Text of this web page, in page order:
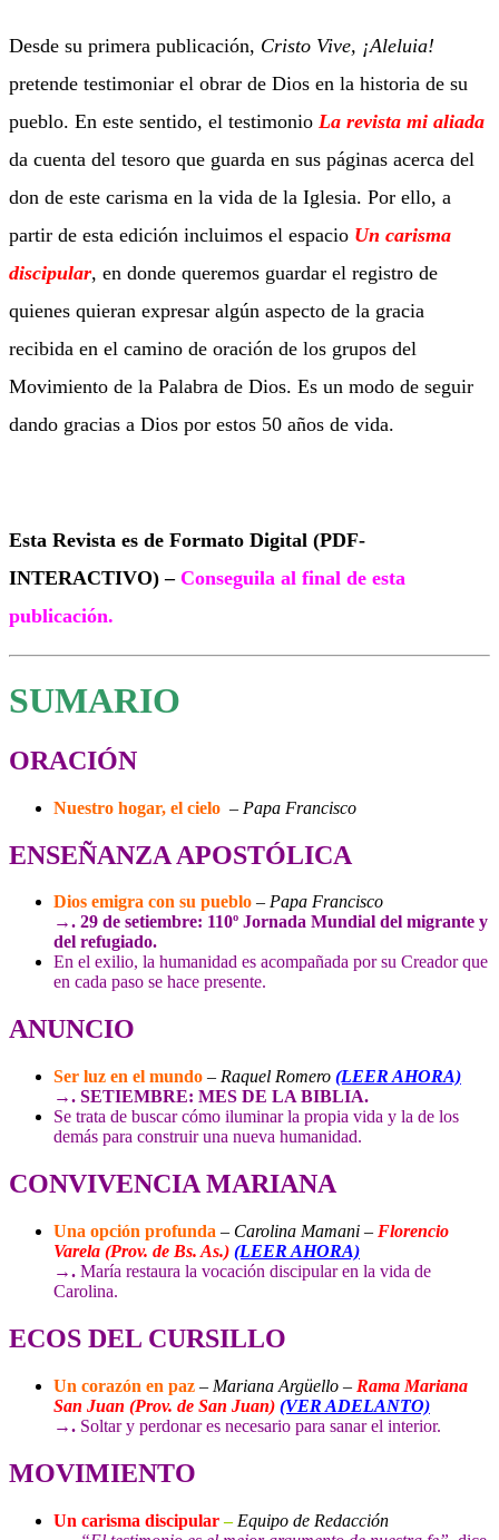
Desde su primera publicación, Cristo Vive, ¡Aleluia!
pretende testimoniar el obrar de Dios en la historia de su
pueblo. En este sentido, el testimonio La revista mi aliada
da cuenta del tesoro que guarda en sus páginas acerca del
don de este carisma en la vida de la Iglesia. Por ello, a
partir de esta edición incluimos el espacio Un carisma
discipular, en donde queremos guardar el registro de
quienes quieran expresar algún aspecto de la gracia
recibida en el camino de oración de los grupos del
Movimiento de la Palabra de Dios. Es un modo de seguir
dando gracias a Dios por estos 50 años de vida.
Esta Revista es de Formato Digital (PDF-
INTERACTIVO) – Conseguila al final de esta
publicación.
SUMARIO
ORACIÓN
Nuestro hogar, el cielo – Papa Francisco
ENSEÑANZA APOSTÓLICA
Dios emigra con su pueblo – Papa Francisco
→. 29 de setiembre: 110º Jornada Mundial del migrante y
del refugiado.
En el exilio, la humanidad es acompañada por su Creador que
en cada paso se hace presente.
ANUNCIO
Ser luz en el mundo – Raquel Romero (LEER AHORA)
→. SETIEMBRE: MES DE LA BIBLIA.
Se trata de buscar cómo iluminar la propia vida y la de los
demás para construir una nueva humanidad.
CONVIVENCIA MARIANA
Una opción profunda – Carolina Mamani – Florencio
Varela (Prov. de Bs. As.) (LEER AHORA)
→. María restaura la vocación discipular en la vida de
Carolina.
ECOS DEL CURSILLO
Un corazón en paz – Mariana Argüello – Rama Mariana
San Juan (Prov. de San Juan) (VER ADELANTO)
→. Soltar y perdonar es necesario para sanar el interior.
MOVIMIENTO
Un carisma discipular–Equipo de Redacción